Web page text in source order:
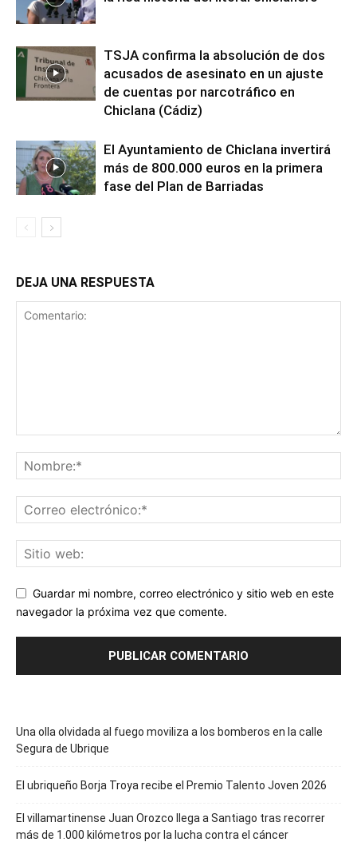
TSJA confirma la absolución de dos
acusados de asesinato en un ajuste
de cuentas por narcotráfico en
Chiclana (Cádiz)
El Ayuntamiento de Chiclana invertirá
más de 800.000 euros en la primera
fase del Plan de Barriadas
DEJA UNA RESPUESTA
Guardar mi nombre, correo electrónico y sitio web en este
navegador la próxima vez que comente.
Una olla olvidada al fuego moviliza a los bomberos en la calle
Segura de Ubrique
El ubriqueño Borja Troya recibe el Premio Talento Joven 2026
El villamartinense Juan Orozco llega a Santiago tras recorrer
más de 1.000 kilómetros por la lucha contra el cáncer